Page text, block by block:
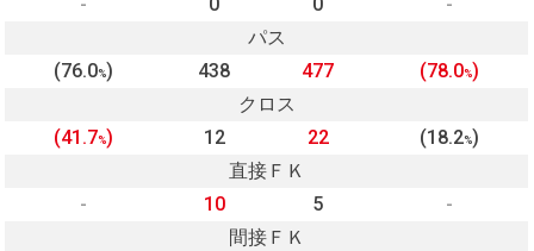
パス
(76.0%) 438 477 (78.0%)
クロス
(41.7%) 12 22 (18.2%)
直接ＦＫ
-
10 5
-
間接ＦＫ